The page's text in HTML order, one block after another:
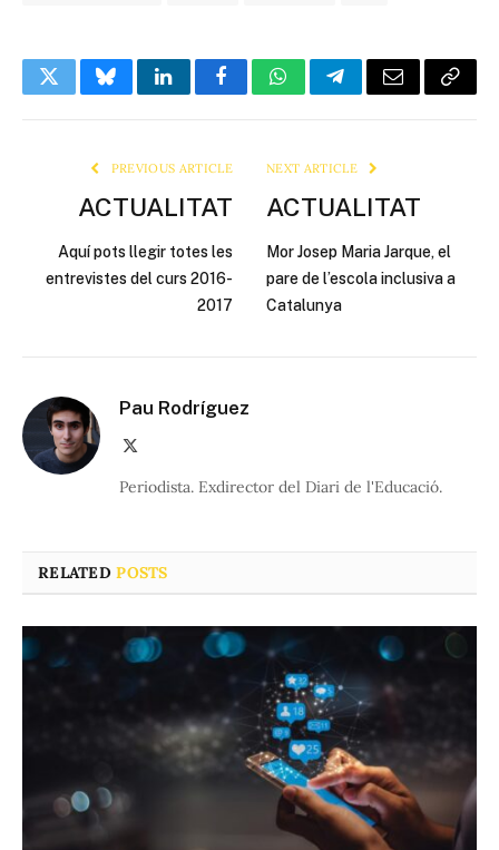
TwitterBlueskyLinkedInFacebookWhatsAppTelegramEmail Copy
PREVIOUS ARTICLE
ACTUALITAT
Aquí pots llegir totes les
entrevistes del curs 2016-
2017
NEXT ARTICLE
ACTUALITAT
Mor Josep Maria Jarque, el
pare de l’escola inclusiva a
Catalunya
Pau Rodríguez
Periodista. Exdirector del Diari de l'Educació.
RELATEDPOSTS